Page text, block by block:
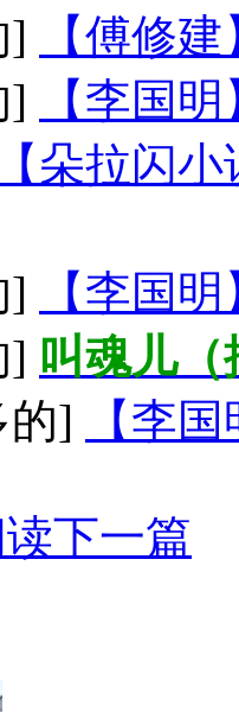
]
【傅修
]
【李国
【朵拉闪
]
【李国
] 叫魂儿
的]
【李
下一篇